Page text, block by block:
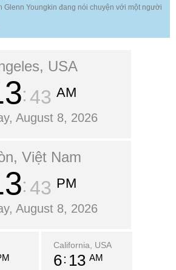
Glenn Youngkin đang nói chuyện với một người
USA
44 AM
August 8, 2026
Việt Nam
44 PM
August 8, 2026
California, USA
6 13 AM